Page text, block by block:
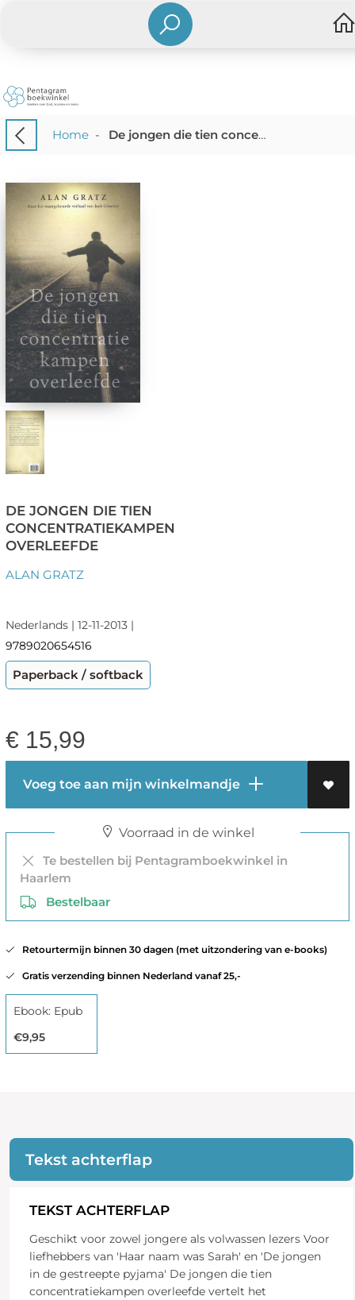
Home- De jongen die tien concentratiekampen overleefde
DE JONGEN DIE TIEN
CONCENTRATIEKAMPEN
OVERLEEFDE
ALAN GRATZ
Nederlands | 12-11-2013 |
9789020654516
Paperback / softback
€ 15,99
Voeg toe aan mijn winkelmandje
Voorraad in de winkel
Te bestellen bij Pentagramboekwinkel in
Haarlem
Bestelbaar
Retourtermijn binnen 30 dagen (met uitzondering van e-books)
Gratis verzending binnen Nederland vanaf 25,-
Ebook: Epub
€9,95
Tekst achterflap
TEKST ACHTERFLAP
Geschikt voor zowel jongere als volwassen lezers Voor
liefhebbers van 'Haar naam was Sarah' en 'De jongen
in de gestreepte pyjama' De jongen die tien
concentratiekampen overleefde vertelt het